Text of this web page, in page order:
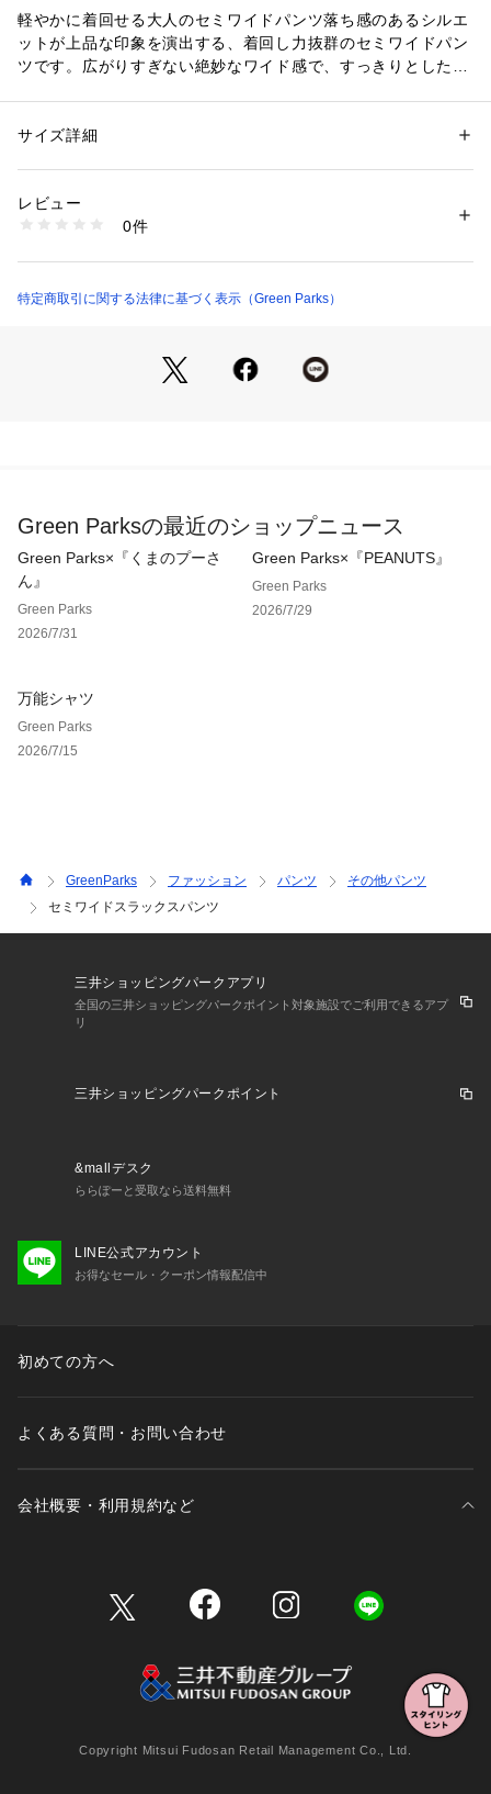
軽やかに着回せる大人のセミワイドパンツ落ち感のあるシルエ
ットが上品な印象を演出する、着回し力抜群のセミワイドパン
ツです。広がりすぎない絶妙なワイド感で、すっきりとしたバ
クな穿き心地を叶えながらも見た目はすっきりとした印象をキ
しめます。シャツやジャケットと合わせた上品コーデはもちろ
ん、ロゴTシャツやスニーカーを合わせたラフな着こなしにも
す。透け感[なし]
性別：レディース
素材：ライトグレー：表生地 ﾎﾟﾘｴｽﾃﾙ 100% 裏生地 ﾎﾟﾘｴｽﾃﾙ 100%
エクリュ：表生地 ﾎﾟﾘｴｽﾃﾙ 100% 裏生地 ﾎﾟﾘｴｽﾃﾙ 100%
06001949100 （ショップ）
サイズ詳細
レビュー
0件
特定商取引に関する法律に基づく表示（Green Parks）
Green Parksの最近のショップニュース
Green Parks×『くまのプーさ
ん』
Green Parks
2026/7/31
Green Parks×『PEANUTS』
Green Parks
2026/7/29
万能シャツ
Green Parks
2026/7/15
GreenParks ファッション パンツ
その他パンツ
セミワイドスラックスパンツ
三井ショッピングパークアプリ
全国の三井ショッピングパークポイント対象施設でご利用できるアプ
リ
三井ショッピングパークポイント
&mallデスク
ららぽーと受取なら送料無料
LINE公式アカウント
お得なセール・クーポン情報配信中
初めての方へ
よくある質問・お問い合わせ
会社概要・利用規約など
Copyright Mitsui Fudosan Retail Management Co., Ltd.